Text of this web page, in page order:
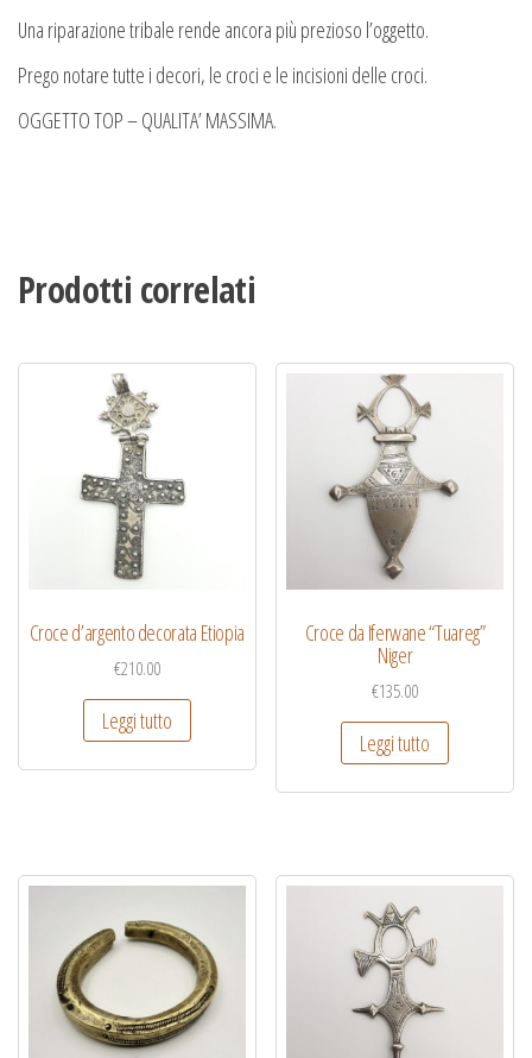
Una riparazione tribale rende ancora più prezioso l’oggetto.
Prego notare tutte i decori, le croci e le incisioni delle croci.
OGGETTO TOP – QUALITA’ MASSIMA.
Prodotti correlati
Croce d’argento decorata Etiopia
€210.00
Leggi tutto
Croce da Iferwane “Tuareg”
Niger
€135.00
Leggi tutto